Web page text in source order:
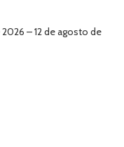
2026 – 12 de agosto de